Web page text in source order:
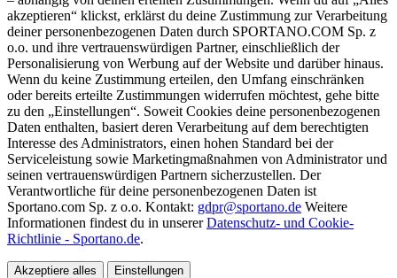
akzeptieren“ klickst, erklärst du deine Zustimmung zur Verarbeitung
deiner personenbezogenen Daten durch SPORTANO.COM Sp. z
o.o. und ihre vertrauenswürdigen Partner, einschließlich der
Personalisierung von Werbung auf der Website und darüber hinaus.
Wenn du keine Zustimmung erteilen, den Umfang einschränken
oder bereits erteilte Zustimmungen widerrufen möchtest, gehe bitte
zu den „Einstellungen“. Soweit Cookies deine personenbezogenen
Daten enthalten, basiert deren Verarbeitung auf dem berechtigten
Interesse des Administrators, einen hohen Standard bei der
Serviceleistung sowie Marketingmaßnahmen von Administrator und
seinen vertrauenswürdigen Partnern sicherzustellen. Der
Verantwortliche für deine personenbezogenen Daten ist
Sportano.com Sp. z o.o. Kontakt: gdpr@sportano.de Weitere
Informationen findest du in unsererDatenschutz- und Cookie-
Richtlinie - Sportano.de.
Akzeptiere alles Einstellungen